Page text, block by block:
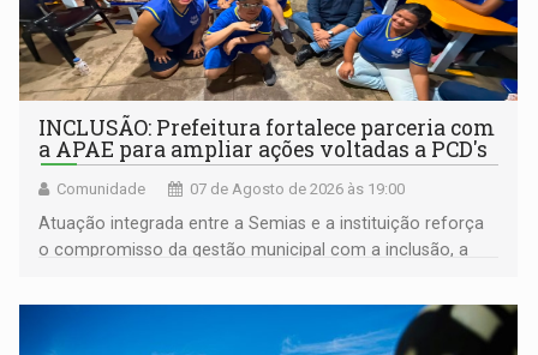
INCLUSÃO: Prefeitura fortalece parceria com
a APAE para ampliar ações voltadas a PCD's
Comunidade 07 de Agosto de 2026 às 19:00
Atuação integrada entre a Semias e a instituição reforça
o compromisso da gestão municipal com a inclusão, a